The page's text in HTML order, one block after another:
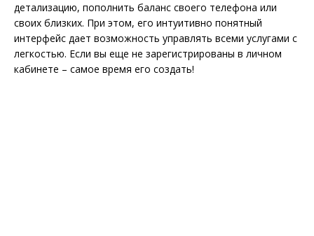
детализацию, пополнить баланс своего телефона или
своих близких. При этом, его интуитивно понятный
интерфейс дает возможность управлять всеми услугами с
легкостью. Если вы еще не зарегистрированы в личном
кабинете – самое время его создать!